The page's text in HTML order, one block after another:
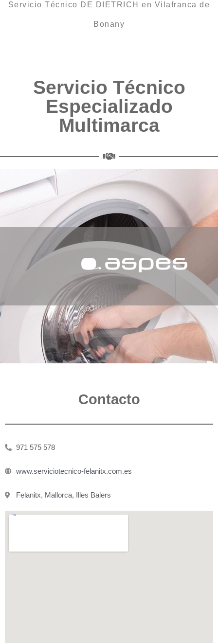
Servicio Técnico DE DIETRICH en Vilafranca de
Bonany
Servicio Técnico
Especializado
Multimarca
Contacto
971 575 578
www.serviciotecnico-felanitx.com.es
Felanitx, Mallorca, Illes Balers